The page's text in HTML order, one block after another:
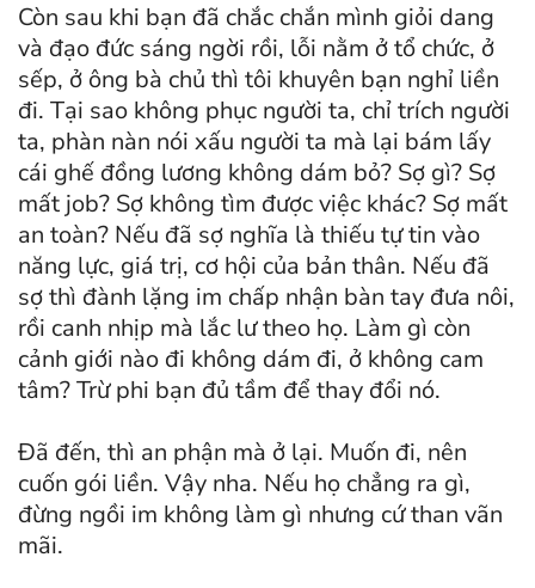
Còn sau khi bạn đã chắc chắn mình giỏi dang
và đạo đức sáng ngời rồi, lỗi nằm ở tổ chức, ở
sếp, ở ông bà chủ thì tôi khuyên bạn nghỉ liền
đi. Tại sao không phục người ta, chỉ trích người
ta, phàn nàn nói xấu người ta mà lại bám lấy
cái ghế đồng lương không dám bỏ? Sợ gì? Sợ
mất job? Sợ không tìm được việc khác? Sợ mất
an toàn? Nếu đã sợ nghĩa là thiếu tự tin vào
năng lực, giá trị, cơ hội của bản thân. Nếu đã
sợ thì đành lặng im chấp nhận bàn tay đưa nôi,
rồi canh nhịp mà lắc lư theo họ. Làm gì còn
cảnh giới nào đi không dám đi, ở không cam
tâm? Trừ phi bạn đủ tầm để thay đổi nó.
Đã đến, thì an phận mà ở lại. Muốn đi, nên
cuốn gói liền. Vậy nha. Nếu họ chẳng ra gì,
đừng ngồi im không làm gì nhưng cứ than vãn
mãi.